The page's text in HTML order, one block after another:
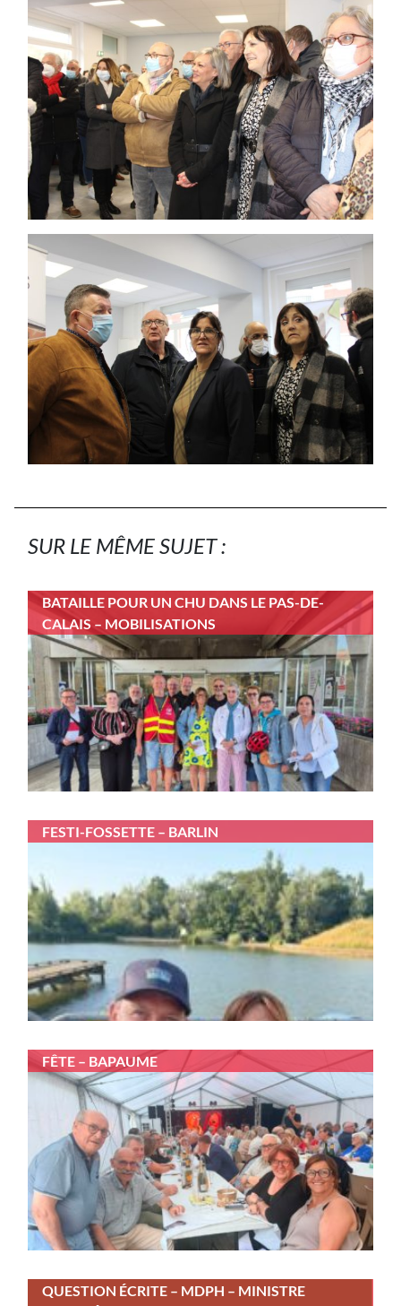
SUR LE MÊME SUJET :
BATAILLE POUR UN CHU DANS LE PAS-DE-
CALAIS – MOBILISATIONS
FESTI-FOSSETTE – BARLIN
FÊTE – BAPAUME
QUESTION ÉCRITE – MDPH – MINISTRE